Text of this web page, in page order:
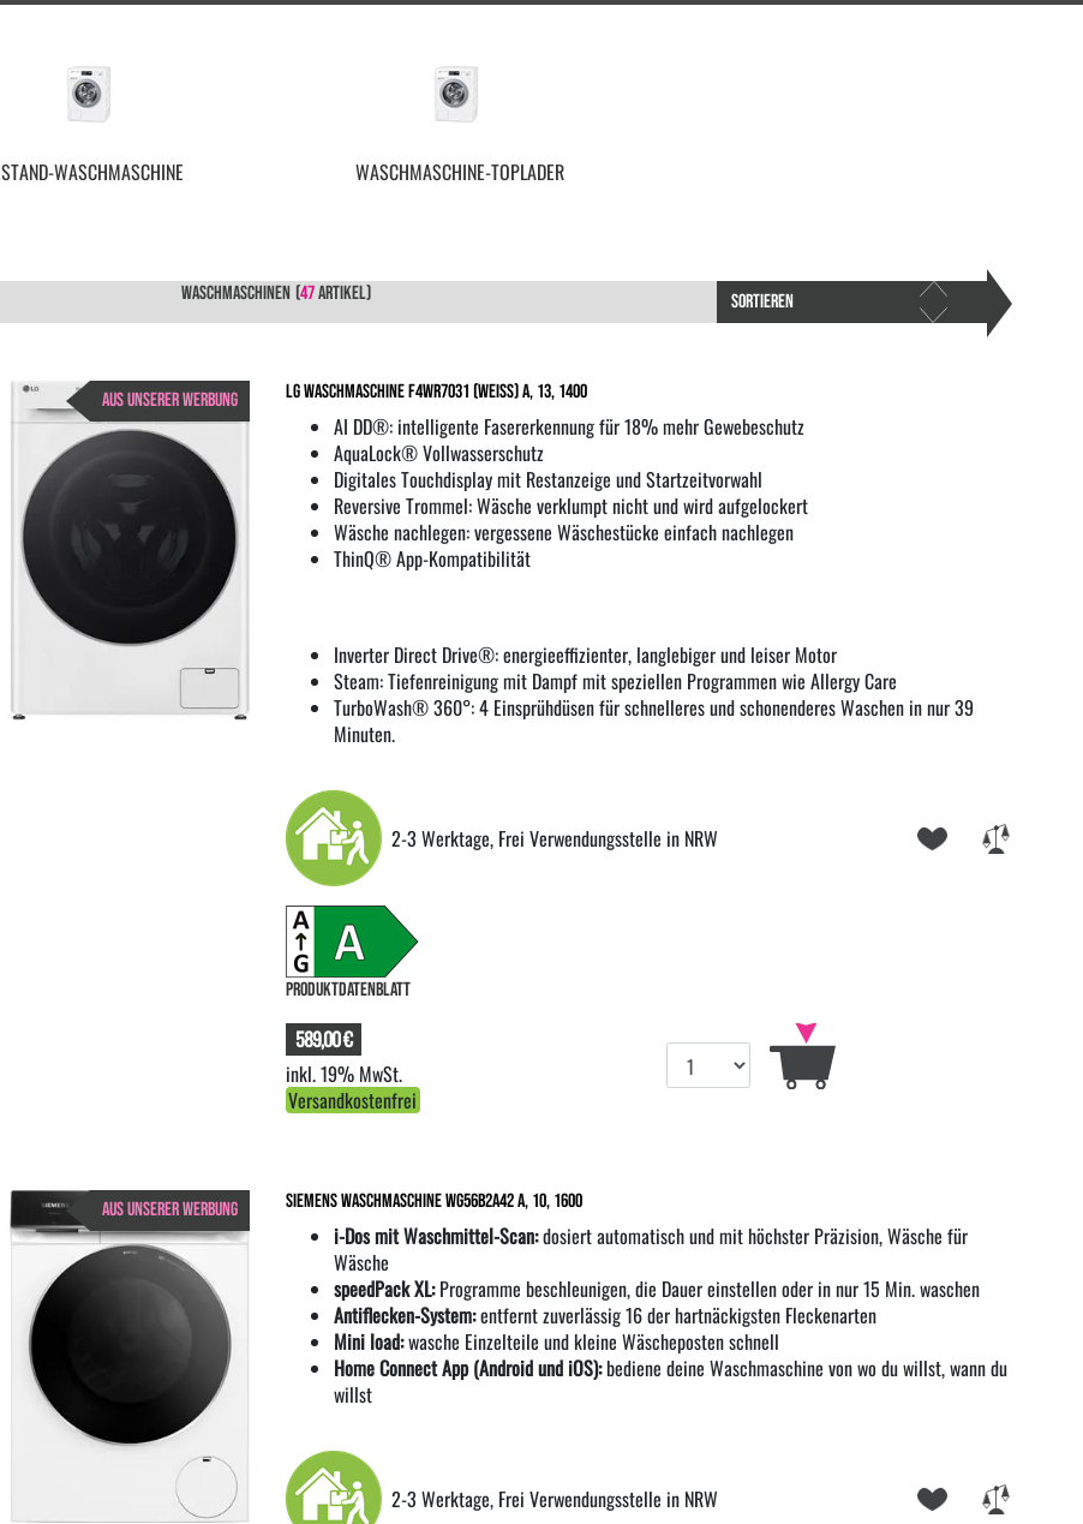
STAND-WASCHMASCHINE WASCHMASCHINE-TOPLADER
WASCHMASCHINEN (47ARTIKEL) SORTIEREN
AUS UNSERER WERBUNG LG Waschmaschine F4WR7031 (weiss) A, 13, 1400
AI DD®: intelligente Fasererkennung für 18% mehr Gewebeschutz
AquaLock® Vollwasserschutz
Digitales Touchdisplay mit Restanzeige und Startzeitvorwahl
Reversive Trommel: Wäsche verklumpt nicht und wird aufgelockert
Wäsche nachlegen: vergessene Wäschestücke einfach nachlegen
ThinQ® App-Kompatibilität
Inverter Direct Drive®: energieeffizienter, langlebiger und leiser Motor
Steam: Tiefenreinigung mit Dampf mit speziellen Programmen wie Allergy Care
TurboWash® 360°: 4 Einsprühdüsen für schnelleres und schonenderes Waschen in nur 39
Minuten.
2-3 Werktage, Frei Verwendungsstelle in NRW
PRODUKTDATENBLATT
589,00 €
inkl. 19% MwSt.
Versandkostenfrei
AUS UNSERER WERBUNG Siemens Waschmaschine WG56B2A42 A, 10, 1600
i-Dos mit Waschmittel-Scan:dosiert automatisch und mit höchster Präzision, Wäsche für
Wäsche
speedPack XL:Programme beschleunigen, die Dauer einstellen oder in nur 15 Min. waschen
Antiflecken-System:entfernt zuverlässig 16 der hartnäckigsten Fleckenarten
Mini load:wasche Einzelteile und kleine Wäscheposten schnell
Home Connect App (Android und iOS):bediene deine Waschmaschine von wo du willst, wann du
willst
2-3 Werktage, Frei Verwendungsstelle in NRW